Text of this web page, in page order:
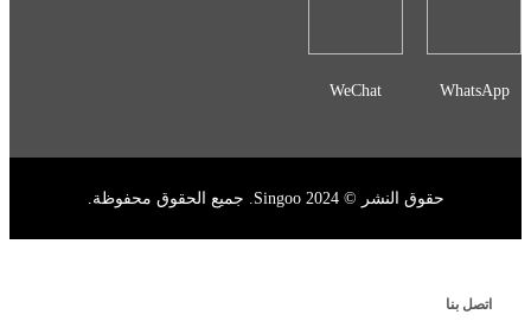
WhatsApp
WeChat
حقوق النشر © 2024 Singoo. جميع الحقوق محفوظة.
اتصل بنا